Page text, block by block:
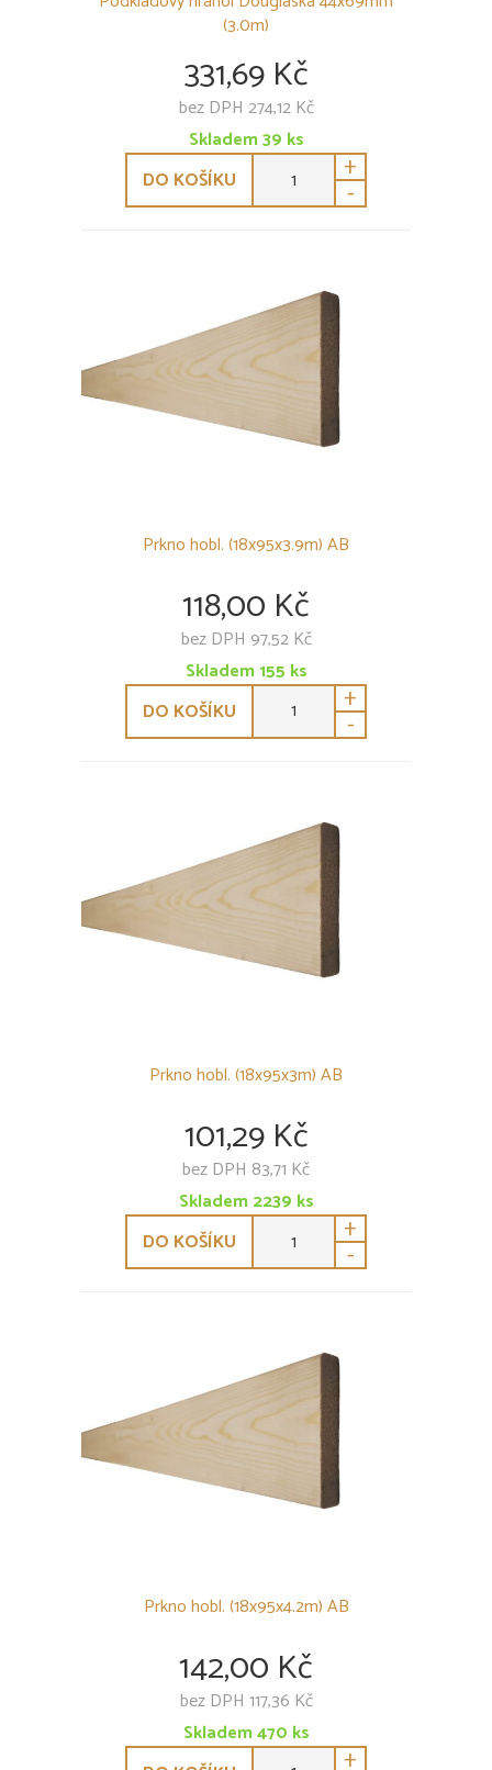
(3.0m)
331,69 Kč
bez DPH 274,12 Kč
Skladem39 ks
DO KOŠÍKU
+
-
Prkno hobl. (18x95x3.9m) AB
118,00 Kč
bez DPH 97,52 Kč
Skladem155 ks
DO KOŠÍKU
+
-
Prkno hobl. (18x95x3m) AB
101,29 Kč
bez DPH 83,71 Kč
Skladem2239 ks
DO KOŠÍKU
+
-
Prkno hobl. (18x95x4.2m) AB
142,00 Kč
bez DPH 117,36 Kč
Skladem470 ks
+